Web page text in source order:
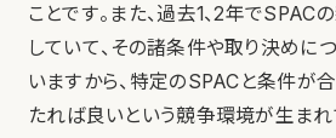
ことです。また、過去1、2年で
していて、その諸条件や取り決めに
いますから、特定のSPACと条件が
たれば良いという競争環境が生まれ